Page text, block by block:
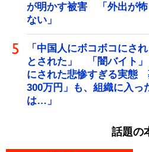
が明かす被害 「外出が怖
ない」
「中国人にボコボコにさ
とされた」 「闇バイト
にされた悲惨すぎる実態
300万円」も、組織に入っ
は…」
話題の